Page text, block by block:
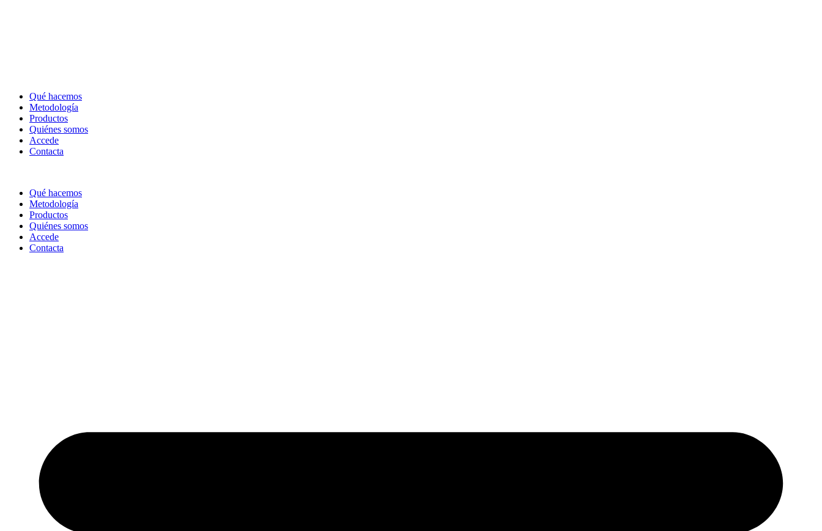
Qué hacemos
Metodología
Productos
Quiénes somos
Accede
Contacta
Qué hacemos
Metodología
Productos
Quiénes somos
Accede
Contacta